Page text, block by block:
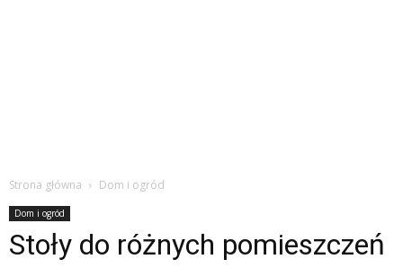
Strona główna Dom i ogród
Dom i ogród
Stoły do różnych pomieszczeń